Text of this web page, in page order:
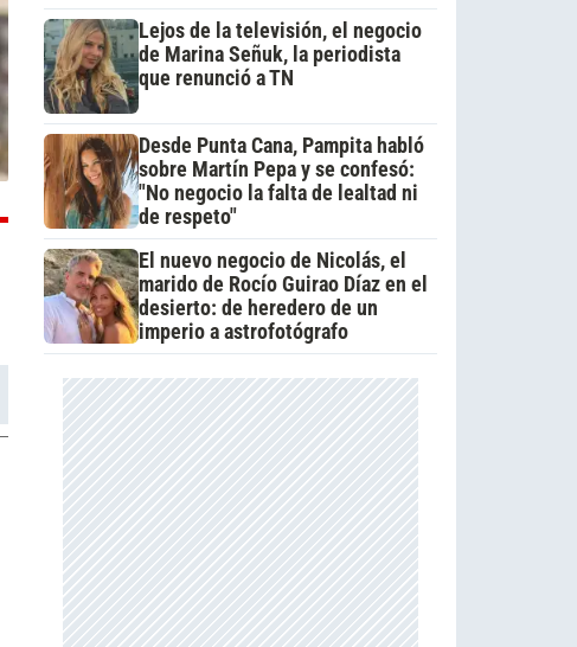
Lejos de la televisión, el negocio
de Marina Señuk, la periodista
que renunció a TN
Desde Punta Cana, Pampita habló
sobre Martín Pepa y se confesó:
"No negocio la falta de lealtad ni
de respeto"
El nuevo negocio de Nicolás, el
marido de Rocío Guirao Díaz en el
desierto: de heredero de un
imperio a astrofotógrafo